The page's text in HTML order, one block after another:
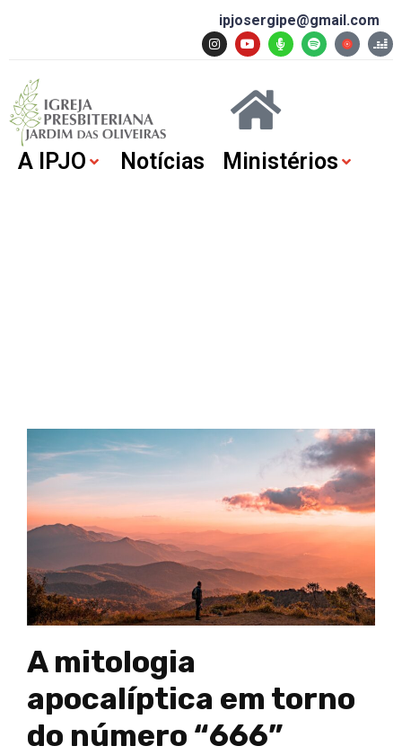
ipjosergipe@gmail.com
A IPJO Notícias Ministérios
A mitologia
apocalíptica em torno
do número “666”